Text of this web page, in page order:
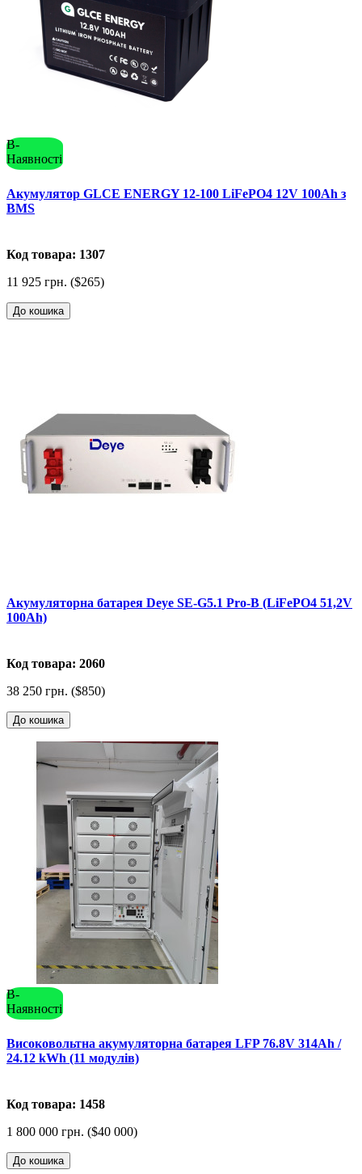
В-
Наявності
Акумулятор GLCE ENERGY 12-100 LiFePO4 12V 100Ah з
BMS
Код товара: 1307
11 925 грн. ($265)
До кошика
Акумуляторна батарея Deye SE-G5.1 Pro-B (LiFePO4 51,2V
100Ah)
Код товара: 2060
38 250 грн. ($850)
До кошика
В-
Наявності
Високовольтна акумуляторна батарея LFP 76.8V 314Ah /
24.12 kWh (11 модулів)
Код товара: 1458
1 800 000 грн. ($40 000)
До кошика